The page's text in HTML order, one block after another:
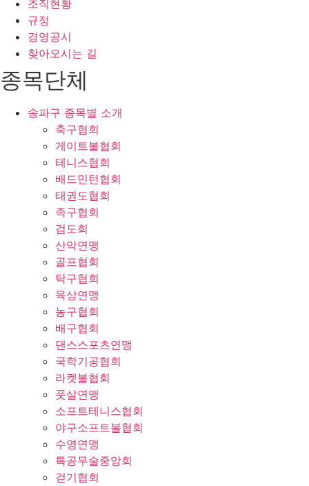
조직현황
규정
경영공시
찾아오시는 길
종목단체
송파구 종목별 소개
축구협회
게이트볼협회
테니스협회
배드민턴협회
태권도협회
족구협회
검도회
산악연맹
골프협회
탁구협회
육상연맹
농구협회
배구협회
댄스스포츠연맹
국학기공협회
라켓볼협회
풋살연맹
소프트테니스협회
야구소프트볼협회
수영연맹
특공무술중앙회
걷기협회